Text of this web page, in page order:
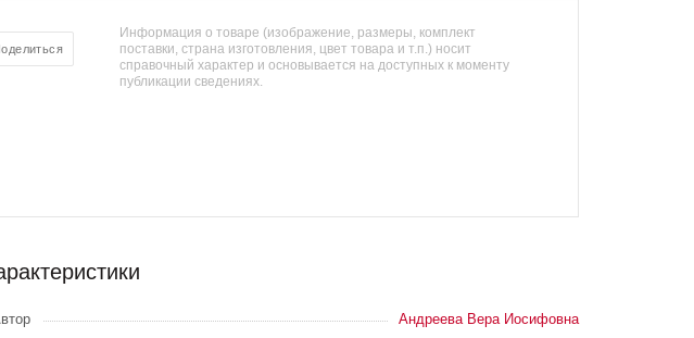
Информация о товаре (изображение, размеры, комплект
поставки, страна изготовления, цвет товара и т.п.) носит
справочный характер и основывается на доступных к моменту
публикации сведениях.
Андреева Вера Иосифовна